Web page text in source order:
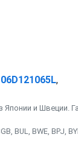
06D121065L,
и Швеции.
BUL, BWE, BPJ,